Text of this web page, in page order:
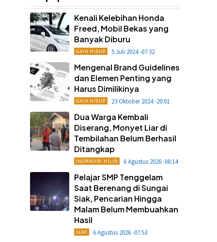
Kenali Kelebihan Honda
Freed, Mobil Bekas yang
Banyak Diburu
GAYA HIDUP 5 Juli 2024 -07:32
Mengenal Brand Guidelines
dan Elemen Penting yang
Harus Dimilikinya
GAYA HIDUP 23 Oktober 2024 -20:01
Dua Warga Kembali
Diserang, Monyet Liar di
Tembilahan Belum Berhasil
Ditangkap
INDRAGIRI HILIR 6 Agustus 2026 -08:14
Pelajar SMP Tenggelam
Saat Berenang di Sungai
Siak, Pencarian Hingga
Malam Belum Membuahkan
Hasil
SIAK 6 Agustus 2026 -07:53